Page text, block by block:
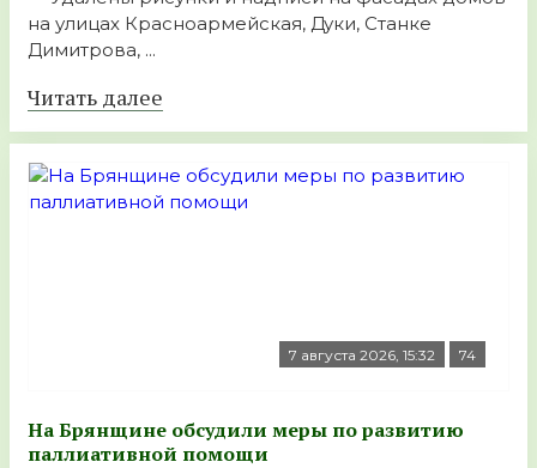
на улицах Красноармейская, Дуки, Станке
Димитрова, ...
Читать далее
7 августа 2026, 15:32 74
На Брянщине обсудили меры по развитию
паллиативной помощи